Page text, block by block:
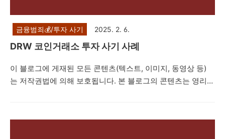
금융범죄💰/투자 사기 2025. 2. 6.
DRW 코인거래소 투자 사기 사례
이 블로그에 게재된 모든 콘텐츠(텍스트, 이미지, 동영상 등)
는 저작권법에 의해 보호됩니다. 본 블로그의 콘텐츠는 영리적
권자의 동의 없이 본 콘텐츠를 사용하는 것은 법적 책임을 초